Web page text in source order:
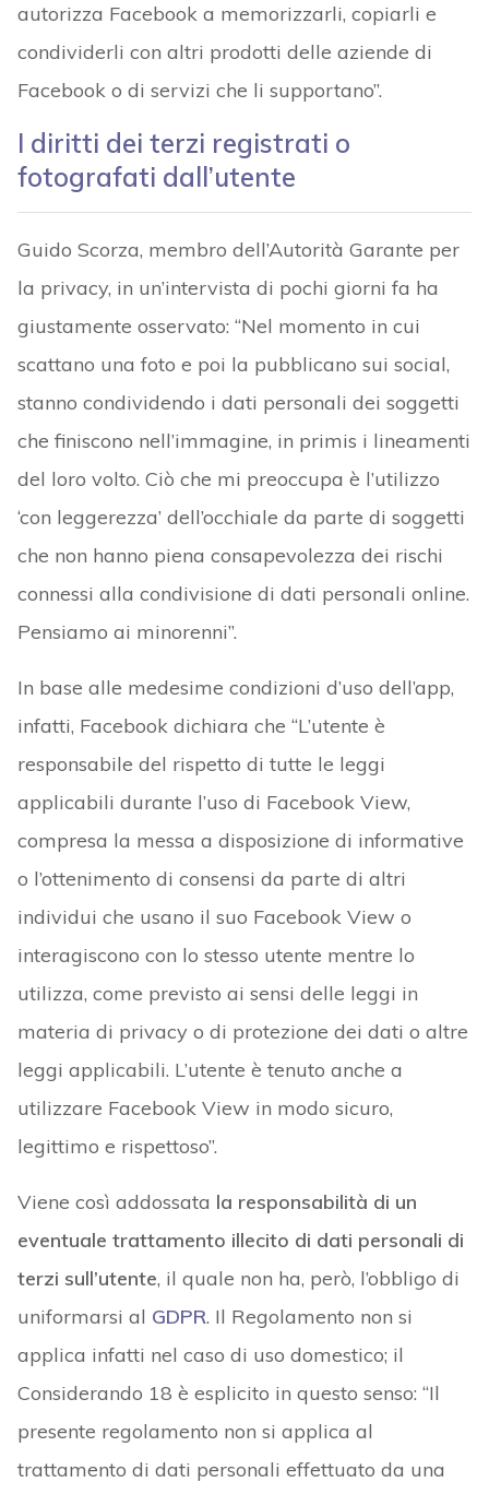
autorizza Facebook a memorizzarli, copiarli e
condividerli con altri prodotti delle aziende di
Facebook o di servizi che li supportano”.
I diritti dei terzi registrati o
fotografati dall’utente
Guido Scorza, membro dell’Autorità Garante per
la privacy, in un’intervista di pochi giorni fa ha
giustamente osservato: “Nel momento in cui
scattano una foto e poi la pubblicano sui social,
stanno condividendo i dati personali dei soggetti
che finiscono nell’immagine, in primis i lineamenti
del loro volto. Ciò che mi preoccupa è l’utilizzo
‘con leggerezza’ dell’occhiale da parte di soggetti
che non hanno piena consapevolezza dei rischi
connessi alla condivisione di dati personali online.
Pensiamo ai minorenni”.
In base alle medesime condizioni d’uso dell’app,
infatti, Facebook dichiara che “L’utente è
responsabile del rispetto di tutte le leggi
applicabili durante l’uso di Facebook View,
compresa la messa a disposizione di informative
o l’ottenimento di consensi da parte di altri
individui che usano il suo Facebook View o
interagiscono con lo stesso utente mentre lo
utilizza, come previsto ai sensi delle leggi in
materia di privacy o di protezione dei dati o altre
leggi applicabili. L’utente è tenuto anche a
utilizzare Facebook View in modo sicuro,
legittimo e rispettoso”.
Viene così addossata la responsabilità di un
eventuale trattamento illecito di dati personali di
terzi sull’utente, il quale non ha, però, l’obbligo di
uniformarsi al GDPR. Il Regolamento non si
applica infatti nel caso di uso domestico; il
Considerando 18 è esplicito in questo senso: “Il
presente regolamento non si applica al
trattamento di dati personali effettuato da una